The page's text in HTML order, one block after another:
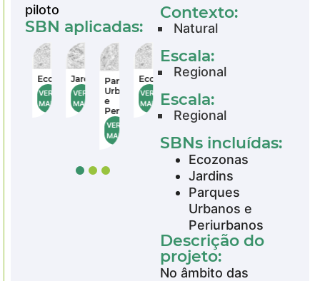
Contexto:
Natural
Escala:
Regional
Escala:
Regional
SBNs incluídas:
Ecozonas
Jardins
Parques
Urbanos e
Periurbanos
Descrição do
projeto:
No âmbito das
piloto
SBN aplicadas:
Parques
Urbanos
Periurbanos
Ecozonas
VER
MAIS
Jardins
VER
MAIS
Parques
Urbanos
e
Periurbanos
VER
MAIS
Ecozonas
VER
MAIS
Jardins
MAIS
Parques
e
Periurbanos
MAIS